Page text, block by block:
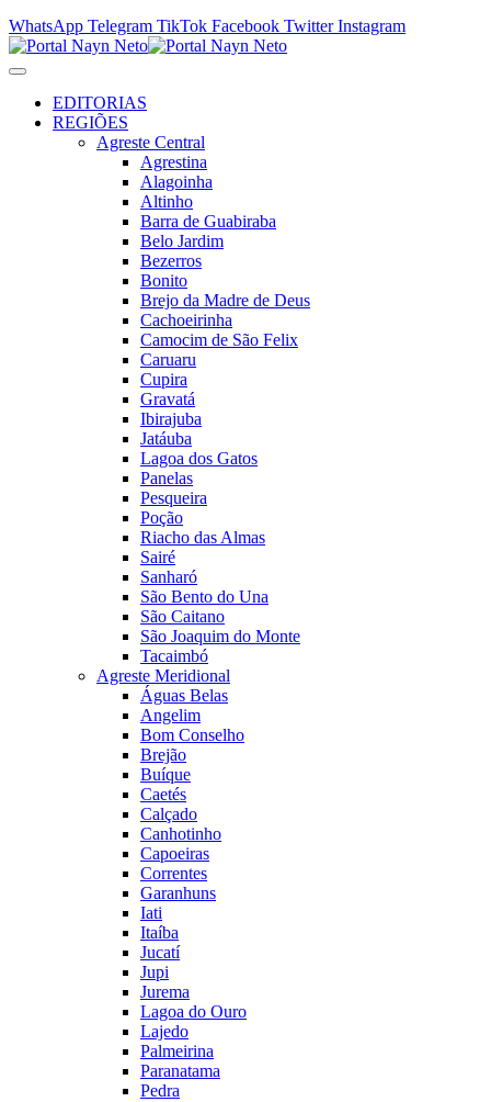
WhatsApp Telegram TikTok Facebook Twitter Instagram
EDITORIAS
REGIÕES
Agreste Central
Agrestina
Alagoinha
Altinho
Barra de Guabiraba
Belo Jardim
Bezerros
Bonito
Brejo da Madre de Deus
Cachoeirinha
Camocim de São Felix
Caruaru
Cupira
Gravatá
Ibirajuba
Jatáuba
Lagoa dos Gatos
Panelas
Pesqueira
Poção
Riacho das Almas
Sairé
Sanharó
São Bento do Una
São Caitano
São Joaquim do Monte
Tacaimbó
Agreste Meridional
Águas Belas
Angelim
Bom Conselho
Brejão
Buíque
Caetés
Calçado
Canhotinho
Capoeiras
Correntes
Garanhuns
Iati
Itaíba
Jucatí
Jupi
Jurema
Lagoa do Ouro
Lajedo
Palmeirina
Paranatama
Pedra